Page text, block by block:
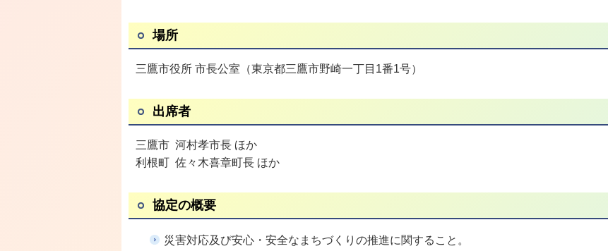
場所
三鷹市役所 市長公室（東京都三鷹市野崎一丁目1番1号）
出席者
三鷹市 河村孝市長 ほか
利根町 佐々木喜章町長 ほか
協定の概要
災害対応及び安心・安全なまちづくりの推進に関すること。